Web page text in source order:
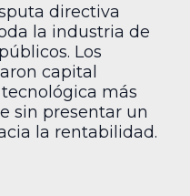
directiva
la industria de
Los
capital
más
sin presentar un
la rentabilidad.